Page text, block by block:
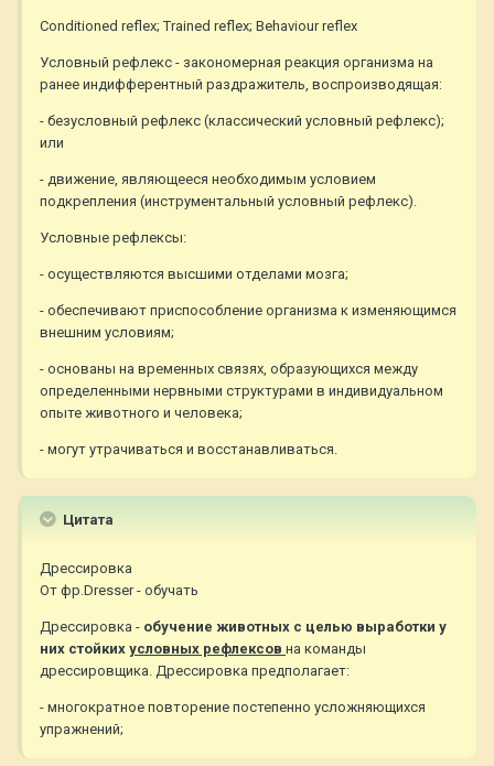
Conditioned reflex; Trained reflex; Behaviour reflex
Условный рефлекс - закономерная реакция организма на
ранее индифферентный раздражитель, воспроизводящая:
- безусловный рефлекс (классический условный рефлекс);
или
- движение, являющееся необходимым условием
подкрепления (инструментальный условный рефлекс).
Условные рефлексы:
- осуществляются высшими отделами мозга;
- обеспечивают приспособление организма к изменяющимся
внешним условиям;
- основаны на временных связях, образующихся между
определенными нервными структурами в индивидуальном
опыте животного и человека;
- могут утрачиваться и восстанавливаться.
Цитата
Дрессировка
От фр.Dresser - обучать
Дрессировка - обучение животных с целью выработки у
них стойких условных рефлексов на команды
дрессировщика. Дрессировка предполагает:
- многократное повторение постепенно усложняющихся
упражнений;